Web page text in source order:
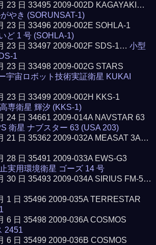
23 日 33495 2009-002D KAGAYAKI…
やき (SORUNSAT-1)
23 日 33496 2009-002E SOHLA-1
ど 1 号 (SOHLA-1)
23 日 33497 2009-002F SDS-1…小型
1
23 日 33498 2009-002G STARS
宇宙ロボット技術実証衛星 KUKAI
23 日 33499 2009-002H KKS-1
専衛星 輝汐 (KKS-1)
24 日 34661 2009-014A NAVSTAR 63
衛星 ナブスター 63 (USA 203)
21 日 35362 2009-032A MEASAT 3A…
28 日 35491 2009-033A EWS-G3
実用環境衛星 ゴーズ 14 号
30 日 35493 2009-034A SIRIUS FM-5…
1 日 35496 2009-035A TERRESTAR
6 日 35498 2009-036A COSMOS
2451
6 日 35499 2009-036B COSMOS